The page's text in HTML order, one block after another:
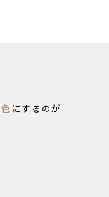
色 にするのが